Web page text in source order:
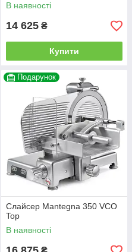
В наявності
14 625 ₴
Купити
Подарунок
Слайсер Mantegna 350 VCO
Top
В наявності